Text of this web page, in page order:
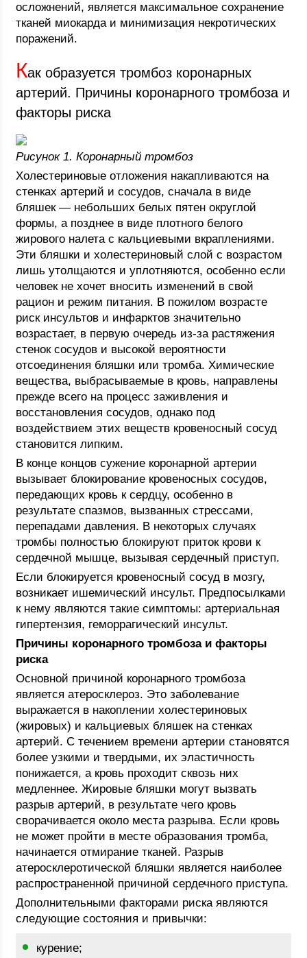
осложнений, является максимальное сохранение
тканей миокарда и минимизация некротических
поражений.
Как образуется тромбоз коронарных
артерий. Причины коронарного тромбоза и
факторы риска
Рисунок 1. Коронарный тромбоз
Холестериновые отложения накапливаются на
стенках артерий и сосудов, сначала в виде
бляшек — небольших белых пятен округлой
формы, а позднее в виде плотного белого
жирового налета с кальциевыми вкраплениями.
Эти бляшки и холестериновый слой с возрастом
лишь утолщаются и уплотняются, особенно если
человек не хочет вносить изменений в свой
рацион и режим питания. В пожилом возрасте
риск инсультов и инфарктов значительно
возрастает, в первую очередь из-за растяжения
стенок сосудов и высокой вероятности
отсоединения бляшки или тромба. Химические
вещества, выбрасываемые в кровь, направлены
прежде всего на процесс заживления и
восстановления сосудов, однако под
воздействием этих веществ кровеносный сосуд
становится липким.
В конце концов сужение коронарной артерии
вызывает блокирование кровеносных сосудов,
передающих кровь к сердцу, особенно в
результате спазмов, вызванных стрессами,
перепадами давления. В некоторых случаях
тромбы полностью блокируют приток крови к
сердечной мышце, вызывая сердечный приступ.
Если блокируется кровеносный сосуд в мозгу,
возникает ишемический инсульт. Предпосылками
к нему являются такие симптомы: артериальная
гипертензия, геморрагический инсульт.
Причины коронарного тромбоза и факторы
риска
Основной причиной коронарного тромбоза
является атеросклероз. Это заболевание
выражается в накоплении холестериновых
(жировых) и кальциевых бляшек на стенках
артерий. С течением времени артерии становятся
более узкими и твердыми, их эластичность
понижается, а кровь проходит сквозь них
медленнее. Жировые бляшки могут вызвать
разрыв артерий, в результате чего кровь
сворачивается около места разрыва. Если кровь
не может пройти в месте образования тромба,
начинается отмирание тканей. Разрыв
атеросклеротической бляшки является наиболее
распространенной причиной сердечного приступа.
Дополнительными факторами риска являются
следующие состояния и привычки:
курение;